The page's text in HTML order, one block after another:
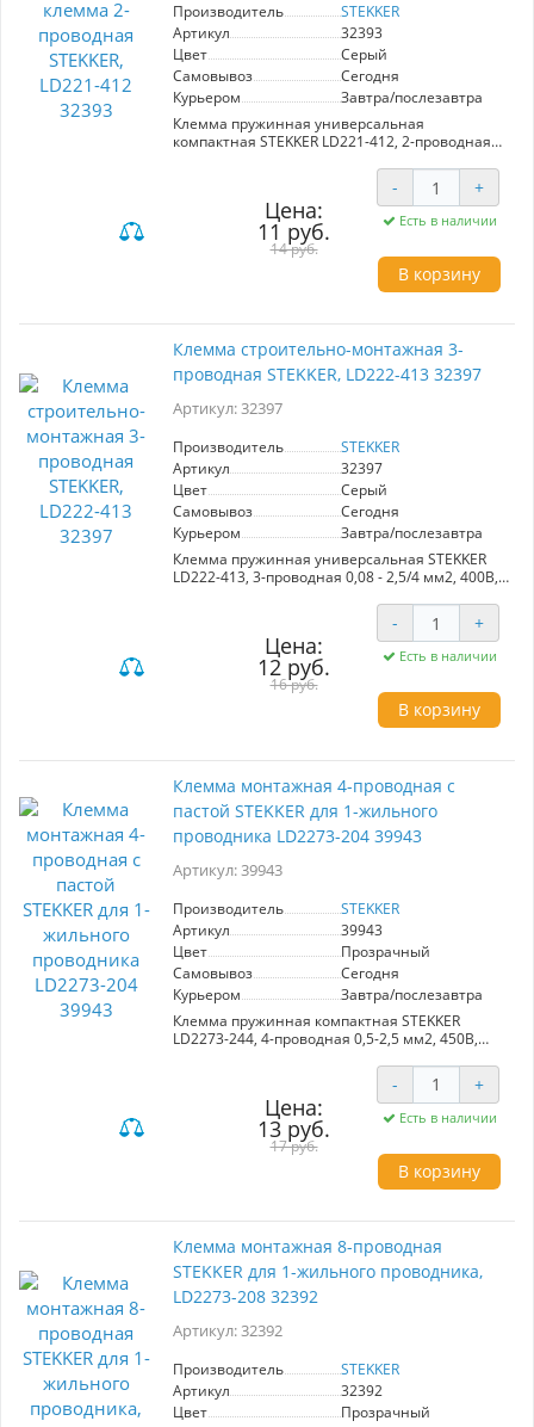
Производитель
STEKKER
Артикул
32393
Цвет
Серый
Самовывоз
Сегодня
Курьером
Завтра/послезавтра
Клемма пружинная универсальная
компактная STEKKER LD221-412, 2-проводная
изделия пластик, латунь. Тип провода
одножильный/многожильный, материал
провода медь, температура окружающей
среды -20...+40°C
Цена:
11 руб.
14 руб.
- +
Есть в наличии
В корзину
Клемма строительно-монтажная 3-
проводная STEKKER, LD222-413 32397
Артикул: 32397
Производитель
STEKKER
Артикул
32397
Цвет
Серый
Самовывоз
Сегодня
Курьером
Завтра/послезавтра
Клемма пружинная универсальная STEKKER
LD222-413, 3-проводная 0,08 - 2,5/4 мм2, 400В,
пластик, латунь. Тип провода одножильный/
многожильный, материал провода медь,
температура окружающей среды -20...+40°C
Характеристики:
Клеммы LD222-413 артикул 32397 оснащены
тестовым окном для проверки наличия
напряжения без разбора цепи. Пружинное
контакта как одножильных, так и
диапазоном сечений. Необходимая длина
зачистки изоляции проводника 10 мм.
Доступны в двух вариантах упаковки: 5 штук в
пакете DIY и короб (количество в коробе
зависит от артикула).
Применение:
Предназначены для надежного монтажа
проводников, чаще всего – в бытовых
условиях. На сегодняшний день являются
одними из самых популярных компактных
клемм на рынке благодаря удобству в
использовании и привычной форме.
Цена:
12 руб.
16 руб.
- +
Есть в наличии
В корзину
Клемма монтажная 4-проводная с
пастой STEKKER для 1-жильного
проводника LD2273-204 39943
Артикул: 39943
Производитель
STEKKER
Артикул
39943
Цвет
Прозрачный
Самовывоз
Сегодня
Курьером
Завтра/послезавтра
Клемма пружинная компактная STEKKER
LD2273-244, 4-проводная 0,5-2,5 мм2, 450В,
поликарбонат, латунь, сталь. Тип провода
одножильный, материал провода медь,
температура окружающей среды -20...+40°C
Цена:
13 руб.
17 руб.
- +
Есть в наличии
В корзину
Клемма монтажная 8-проводная
STEKKER для 1-жильного проводника,
LD2273-208 32392
Артикул: 32392
Производитель
STEKKER
Артикул
32392
Цвет
Прозрачный